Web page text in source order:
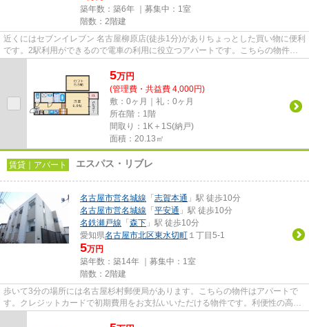
築年数：築6年 ｜募集中： 1室
階数：2階建
近くにはセブンイレブン 名古屋柳原店(徒歩1分)がありちょっとした買い物に便利
です。2駅利用ができるので電車の利用に役立つアパートです。こちらの物件は
5万円
(管理費・共益費 4,000円)
敷：0ヶ月｜礼：0ヶ月
所在階：1階
間取り：1K＋1S(納戸)
面積：20.13㎡
賃貸｜アパート エスパス・リブレ
名古屋市営名城線 「 志賀本通 」駅 徒歩10分
名古屋市営名城線 「 平安通 」駅 徒歩10分
名鉄瀬戸線 「 森下 」駅 徒歩10分
愛知県名古屋市北区東水切町 １丁目5-1
5万円
築年数：築14年 ｜募集中： 1室
階数：2階建
歩いて3分の場所には名古屋杉村郵便局があります。こちらの物件はアパートで
す。クレジットカードで初期費用をお支払いいただける物件です。利便性の高い